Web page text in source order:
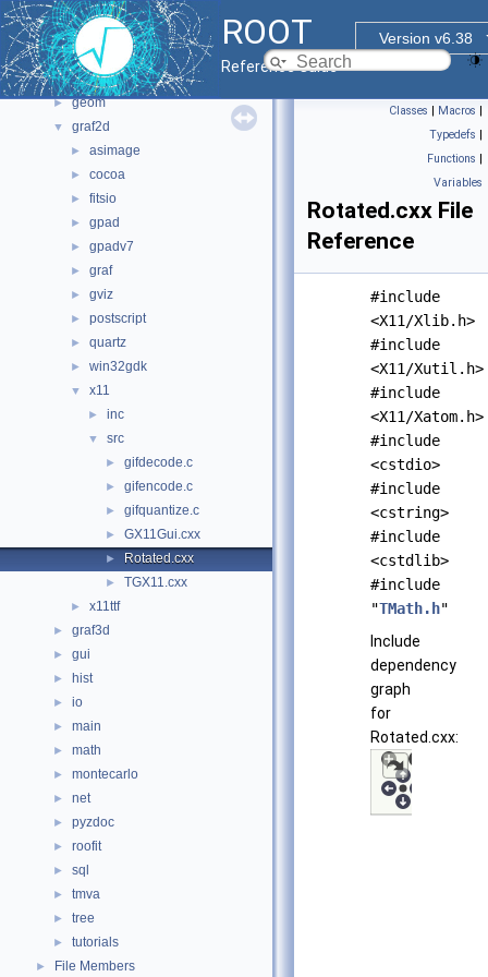
ROOT
Version v6.38
Reference Guide
▼ File List
► bindings
► core
► documentation
► geom
▼ graf2d
► asimage
► cocoa
► fitsio
► gpad
► gpadv7
► graf
► gviz
► postscript
► quartz
► win32gdk
▼ x11
► inc
▼ src
► gifdecode.c
► gifencode.c
► gifquantize.c
► GX11Gui.cxx
► Rotated.cxx
► TGX11.cxx
► x11ttf
► graf3d
► gui
► hist
► io
► main
► math
► montecarlo
► net
► pyzdoc
► roofit
► sql
► tmva
► tree
► tutorials
► File Members
Classes | Macros |
Typedefs |
Functions |
Variables
Rotated.cxx File
Reference
#include
<X11/Xlib.h>
#include
<X11/Xutil.h>
#include
<X11/Xatom.h>
#include
<cstdio>
#include
<cstring>
#include
<cstdlib>
#include
"TMath.h"
Include
dependency
graph
for
Rotated.cxx: